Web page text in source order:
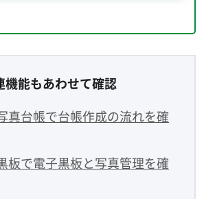
機能もあわせて確認
真台帳で台帳作成の流れを確
板で電子黒板と写真管理を確